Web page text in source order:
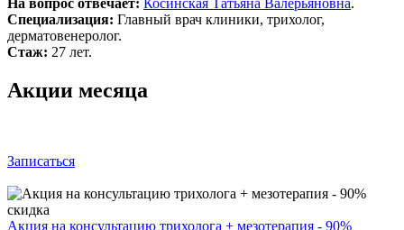
Специализация: Главный врач клиники, трихолог,
дерматовенеролог.
Стаж: 27 лет.
Акции месяца
Записаться
Акция на консультацию трихолога + мезотерапия - 90%